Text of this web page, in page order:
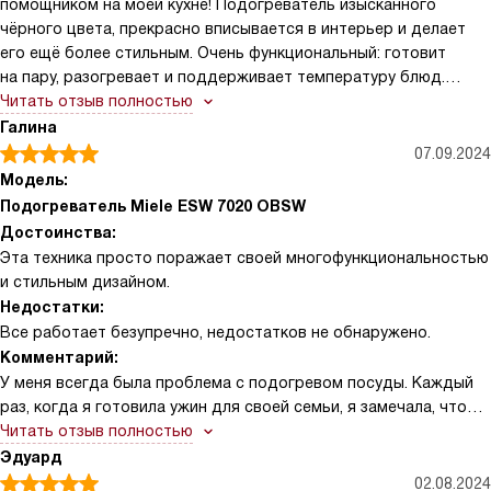
помощником на моей кухне! Подогреватель изысканного
чёрного цвета, прекрасно вписывается в интерьер и делает
его ещё более стильным. Очень функциональный: готовит
на пару, разогревает и поддерживает температуру блюд.
Также радует наличие таймера и возможность установки
времени автоматического включения.
Читать отзыв полностью
Галина
07.09.2024
Модель:
Подогреватель Miele ESW 7020 OBSW
Достоинства:
Эта техника просто поражает своей многофункциональностью
и стильным дизайном.
Недостатки:
Все работает безупречно, недостатков не обнаружено.
Комментарий:
У меня всегда была проблема с подогревом посуды. Каждый
раз, когда я готовила ужин для своей семьи, я замечала, что
моя посуда остывает слишком быстро. Это всегда портило
мои кулинарные творения. Но с этой техникой все изменилось.
Она не только подогревает посуду, но и поддерживает тепло.
Читать отзыв полностью
Эдуард
02.08.2024